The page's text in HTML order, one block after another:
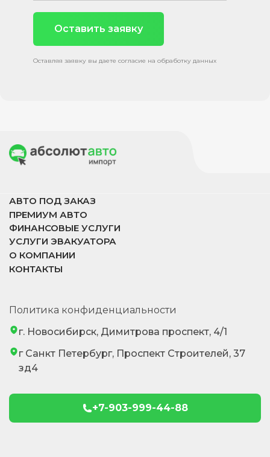
Оставить заявку
Оставляя заявку вы даете согласие на обработку данных
АВТО ПОД ЗАКАЗ
ПРЕМИУМ АВТО
ФИНАНСОВЫЕ УСЛУГИ
УСЛУГИ ЭВАКУАТОРА
О КОМПАНИИ
КОНТАКТЫ
Политика конфиденциальности
г. Новосибирск, Димитрова проспект, 4/1
г Санкт Петербург, Проспект Строителей, 37
зд4
+7-903-999-44-88